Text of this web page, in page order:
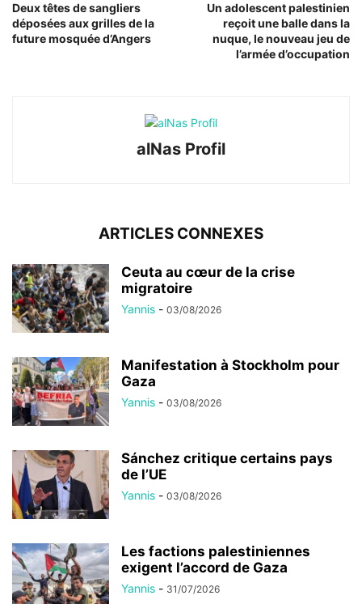
Deux têtes de sangliers
déposées aux grilles de la
future mosquée d’Angers
Un adolescent palestinien
reçoit une balle dans la
nuque, le nouveau jeu de
l’armée d’occupation
alNas Profil
ARTICLES CONNEXES
Ceuta au cœur de la crise
migratoire
Yannis - 03/08/2026
Manifestation à Stockholm pour
Gaza
Yannis - 03/08/2026
Sánchez critique certains pays
de l’UE
Yannis - 03/08/2026
Les factions palestiniennes
exigent l’accord de Gaza
Yannis - 31/07/2026